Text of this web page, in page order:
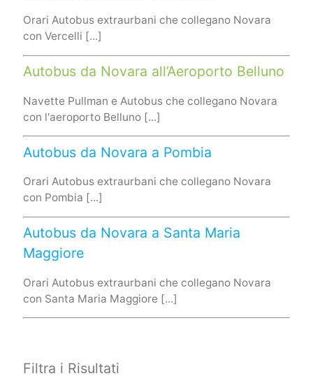
Orari Autobus extraurbani che collegano Novara
con Vercelli [...]
Autobus da Novara all’Aeroporto Belluno
Navette Pullman e Autobus che collegano Novara
con l'aeroporto Belluno [...]
Autobus da Novara a Pombia
Orari Autobus extraurbani che collegano Novara
con Pombia [...]
Autobus da Novara a Santa Maria
Maggiore
Orari Autobus extraurbani che collegano Novara
con Santa Maria Maggiore [...]
Filtra i Risultati